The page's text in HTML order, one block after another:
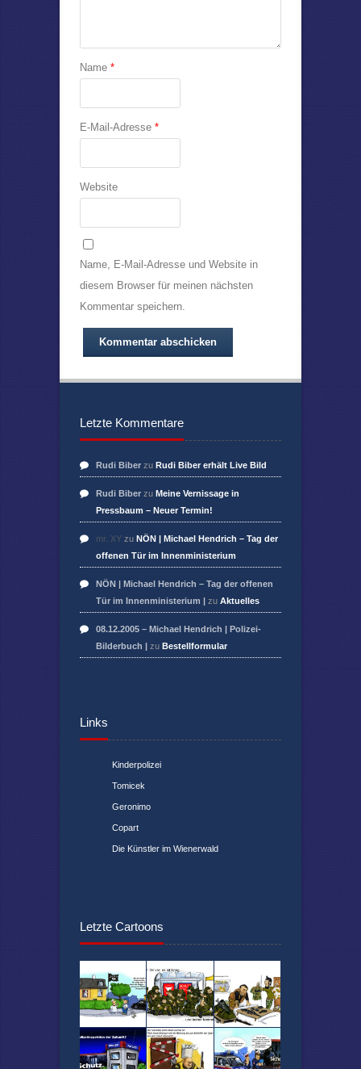
Name *
E-Mail-Adresse *
Website
Name, E-Mail-Adresse und Website in
diesem Browser für meinen nächsten
Kommentar speichern.
Letzte Kommentare
Rudi Biber zu Rudi Biber erhält Live Bild
Rudi Biber zu Meine Vernissage in
Pressbaum – Neuer Termin!
mr. XY zu NÖN | Michael Hendrich – Tag der
offenen Tür im Innenministerium
NÖN | Michael Hendrich – Tag der offenen
Tür im Innenministerium | zu Aktuelles
08.12.2005 – Michael Hendrich | Polizei-
Bilderbuch | zu Bestellformular
Links
Kinderpolizei
Tomicek
Geronimo
Copart
Die Künstler im Wienerwald
Letzte Cartoons